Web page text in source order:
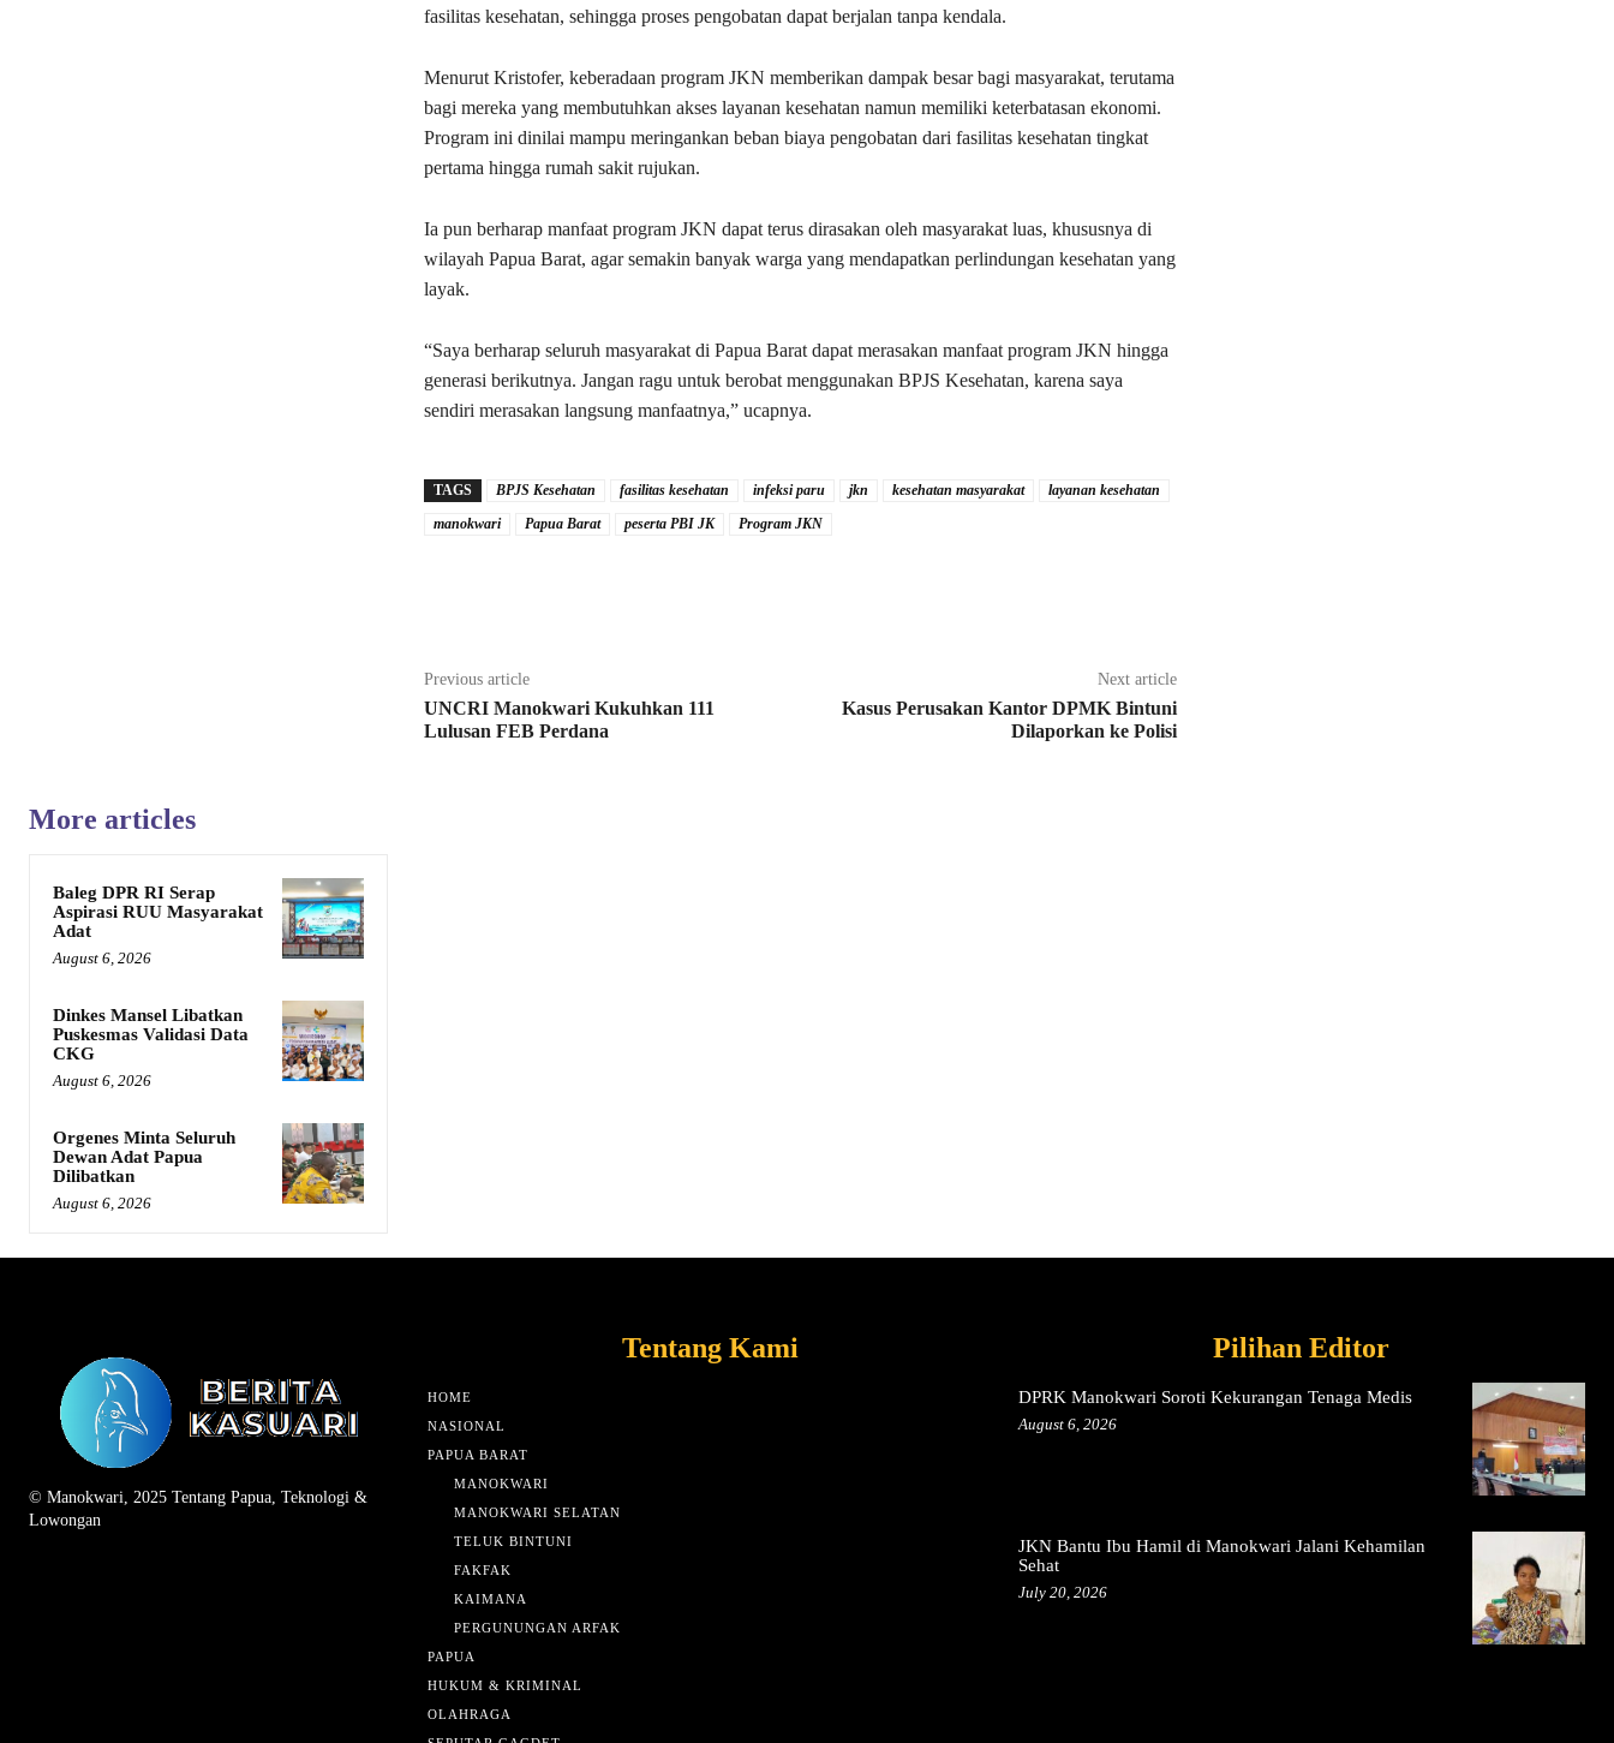
fasilitas kesehatan, sehingga proses pengobatan dapat berjalan tanpa kendala.
Menurut Kristofer, keberadaan program JKN memberikan dampak besar bagi masyarakat, terutama
bagi mereka yang membutuhkan akses layanan kesehatan namun memiliki keterbatasan ekonomi.
Program ini dinilai mampu meringankan beban biaya pengobatan dari fasilitas kesehatan tingkat
pertama hingga rumah sakit rujukan.
Ia pun berharap manfaat program JKN dapat terus dirasakan oleh masyarakat luas, khususnya di
wilayah Papua Barat, agar semakin banyak warga yang mendapatkan perlindungan kesehatan yang
layak.
“Saya berharap seluruh masyarakat di Papua Barat dapat merasakan manfaat program JKN hingga
generasi berikutnya. Jangan ragu untuk berobat menggunakan BPJS Kesehatan, karena saya
sendiri merasakan langsung manfaatnya,” ucapnya.
TAGS BPJS Kesehatan fasilitas kesehatan infeksi paru jkn kesehatan masyarakat
layanan kesehatan
manokwari
Papua Barat peserta PBI JK Program JKN
Previous article
UNCRI Manokwari Kukuhkan 111
Lulusan FEB Perdana
Next article
Kasus Perusakan Kantor DPMK Bintuni
Dilaporkan ke Polisi
More articles
Baleg DPR RI Serap
Aspirasi RUU Masyarakat
Adat
August 6, 2026
Dinkes Mansel Libatkan
Puskesmas Validasi Data
CKG
August 6, 2026
Orgenes Minta Seluruh
Dewan Adat Papua
Dilibatkan
August 6, 2026
© Manokwari, 2025 Tentang Papua, Teknologi &
Lowongan
Tentang Kami
HOME
NASIONAL
PAPUA BARAT
MANOKWARI
MANOKWARI SELATAN
TELUK BINTUNI
FAKFAK
KAIMANA
PERGUNUNGAN ARFAK
PAPUA
HUKUM & KRIMINAL
OLAHRAGA
Pilihan Editor
DPRK Manokwari Soroti Kekurangan Tenaga Medis
August 6, 2026
JKN Bantu Ibu Hamil di Manokwari Jalani Kehamilan
Sehat
July 20, 2026